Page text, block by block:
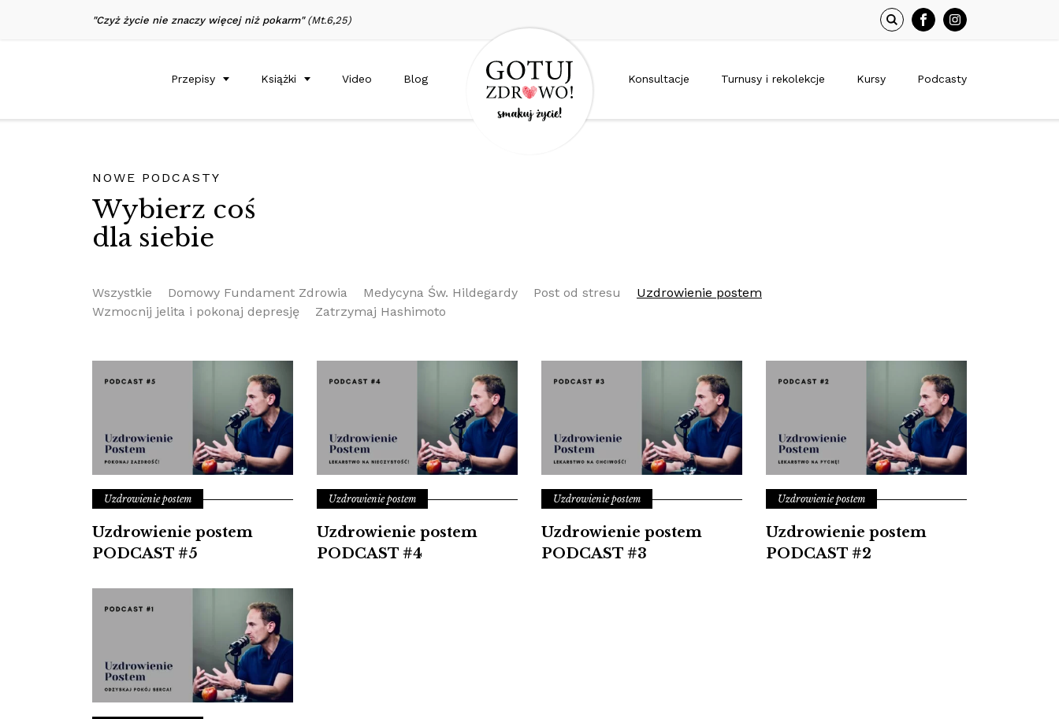
"Czyż życie nie znaczy więcej niż pokarm" (Mt.6,25)
Przepisy Książki Video Blog Konsultacje Turnusy i rekolekcje Kursy Podcasty
Wybierz coś
dla siebie
NOWE PODCASTY
Wszystkie Domowy Fundament Zdrowia Medycyna Św. Hildegardy Post od stresu
Uzdrowienie postem
Wzmocnij jelita i pokonaj depresję
Zatrzymaj Hashimoto
Uzdrowienie postem
Uzdrowienie postem
PODCAST #5
Uzdrowienie postem
Uzdrowienie postem
PODCAST #4
Uzdrowienie postem
Uzdrowienie postem
PODCAST #3
Uzdrowienie postem
Uzdrowienie postem
PODCAST #2